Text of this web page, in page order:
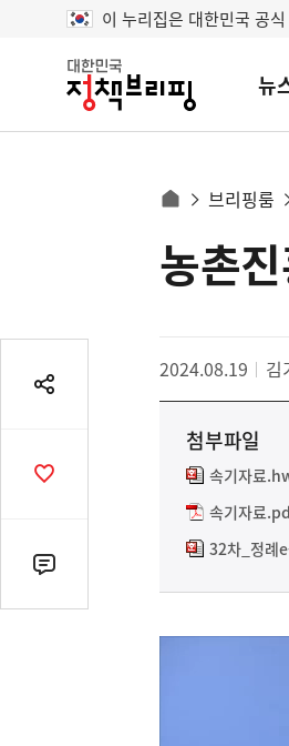
이 누리집은 대한민국 공
대
민
뉴
동
경
로
으
로
브리핑룸
영
역공
기
공
댓
글
농촌
2024.08.19 김
첨부파일
속기자료
속기자료
32차_정례